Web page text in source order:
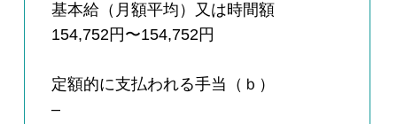
基本給（月額平均）又は時間額
154,752円〜154,752円
定額的に支払われる手当（ｂ）
–